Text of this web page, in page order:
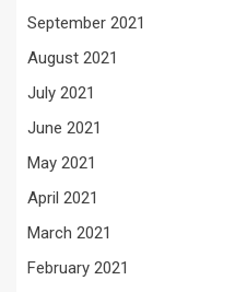
September 2021
August 2021
July 2021
June 2021
May 2021
April 2021
March 2021
February 2021